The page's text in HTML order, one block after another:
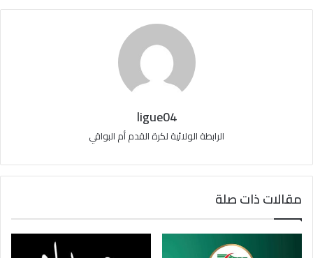
ligue04
الرابطة الولائية لكرة القدم أم البواقي
مقالات ذات صلة